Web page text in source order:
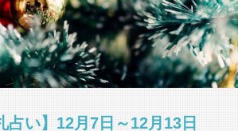
占い】12月7日～12月13日